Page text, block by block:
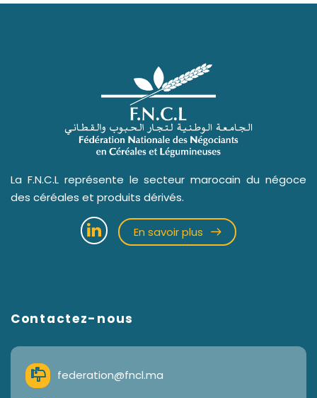
La F.N.C.L représente le secteur marocain du négoce
des céréales et produits dérivés.
En savoir plus
Contactez-nous
federation@fncl.ma